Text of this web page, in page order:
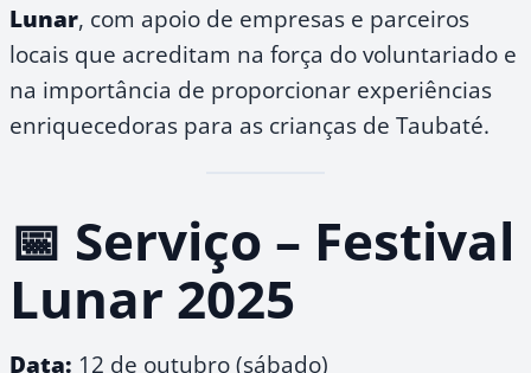
Lunar, com apoio de empresas e parceiros
locais que acreditam na força do voluntariado e
na importância de proporcionar experiências
enriquecedoras para as crianças de Taubaté.
📅 Serviço – Festival
Lunar 2025
Data: 12 de outubro (sábado)